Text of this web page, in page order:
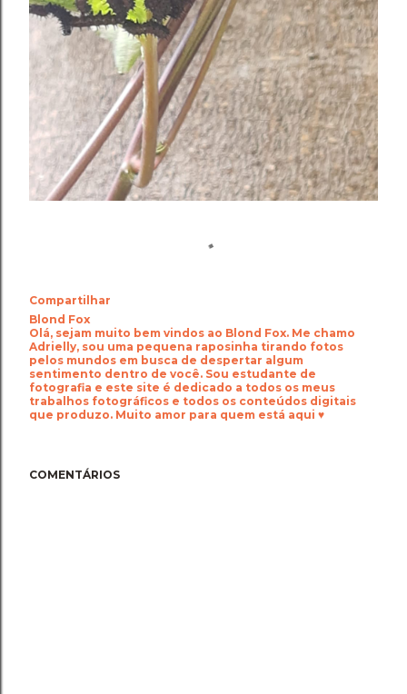
Compartilhar
Blond Fox
Olá, sejam muito bem vindos ao Blond Fox. Me chamo
Adrielly, sou uma pequena raposinha tirando fotos
pelos mundos em busca de despertar algum
sentimento dentro de você. Sou estudante de
fotografia e este site é dedicado a todos os meus
trabalhos fotográficos e todos os conteúdos digitais
que produzo. Muito amor para quem está aqui ♥
COMENTÁRIOS